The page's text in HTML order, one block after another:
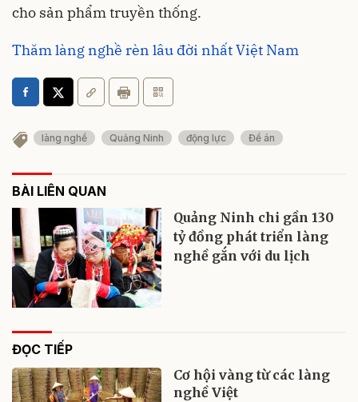
cho sản phẩm truyền thống.
Thăm làng nghề rèn lâu đời nhất Việt Nam
làng nghề Quảng Ninh động lực Đề án
BÀI LIÊN QUAN
Quảng Ninh chi gần 130
tỷ đồng phát triển làng
nghề gắn với du lịch
ĐỌC TIẾP
Cơ hội vàng từ các làng
nghề Việt